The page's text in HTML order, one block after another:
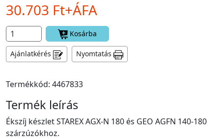
30.703 Ft+ÁFA
Kosárba
Ajánlatkérés Nyomtatás
Termékkód: 4467833
Termék leírás
Ékszíj készlet STAREX AGX-N 180 és GEO AGFN 140-180
szárzúzókhoz.